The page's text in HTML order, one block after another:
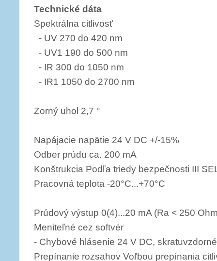
Technické dáta
Spektrálna citlivosť
- UV 270 do 420 nm
- UV1 190 do 500 nm
- IR 300 do 1050 nm
- IR1 1050 do 2700 nm
Zorný uhol 2,7 °
Napájacie napätie 24 V DC +/-15%
Odber prúdu ca. 200 mA
Konštrukcia Podľa triedy bezpečnosti III
Pracovná teplota -20°C...+70°C
Prúdový výstup 0(4)...20 mA (Ra < 250
Meniteľné cez softvér
- Chybové hlásenie 24 V DC, skratuvzdorné
Prepínanie rozsahov Voľbou prepínania